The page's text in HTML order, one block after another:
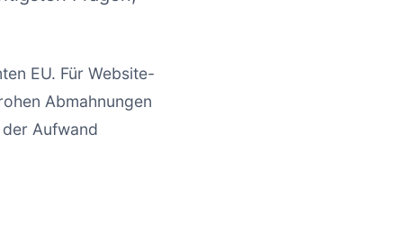
EU. Für Website-
Abmahnungen
Aufwand